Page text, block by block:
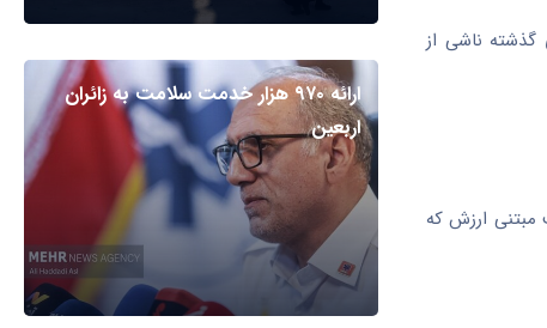
بوده است و افزود: ۷۰ درصد مشکلات اجرای گذشته ناشی از
مبتنی ارزش که
ارائه ۹۷۰ هزار خدمت سلامت به زائران
اربعین